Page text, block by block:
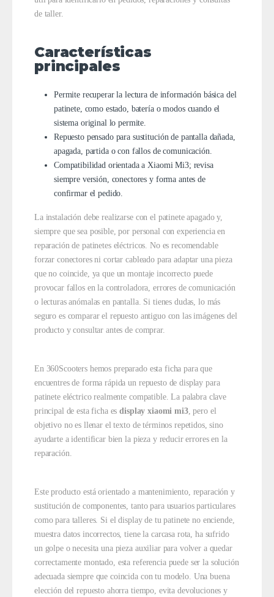
de taller.
Características
principales
Permite recuperar la lectura de información básica del
patinete, como estado, batería o modos cuando el
sistema original lo permite.
Repuesto pensado para sustitución de pantalla dañada,
apagada, partida o con fallos de comunicación.
Compatibilidad orientada a Xiaomi Mi3; revisa
siempre versión, conectores y forma antes de
confirmar el pedido.
La instalación debe realizarse con el patinete apagado y,
siempre que sea posible, por personal con experiencia en
reparación de patinetes eléctricos. No es recomendable
forzar conectores ni cortar cableado para adaptar una pieza
que no coincide, ya que un montaje incorrecto puede
provocar fallos en la controladora, errores de comunicación
o lecturas anómalas en pantalla. Si tienes dudas, lo más
seguro es comparar el repuesto antiguo con las imágenes del
producto y consultar antes de comprar.
En 360Scooters hemos preparado esta ficha para que
encuentres de forma rápida un repuesto de display para
patinete eléctrico realmente compatible. La palabra clave
principal de esta ficha esdisplay xiaomi mi3, pero el
objetivo no es llenar el texto de términos repetidos, sino
ayudarte a identificar bien la pieza y reducir errores en la
reparación.
Este producto está orientado a mantenimiento, reparación y
sustitución de componentes, tanto para usuarios particulares
como para talleres. Si el display de tu patinete no enciende,
muestra datos incorrectos, tiene la carcasa rota, ha sufrido
un golpe o necesita una pieza auxiliar para volver a quedar
correctamente montado, esta referencia puede ser la solución
adecuada siempre que coincida con tu modelo. Una buena
elección del repuesto ahorra tiempo, evita devoluciones y